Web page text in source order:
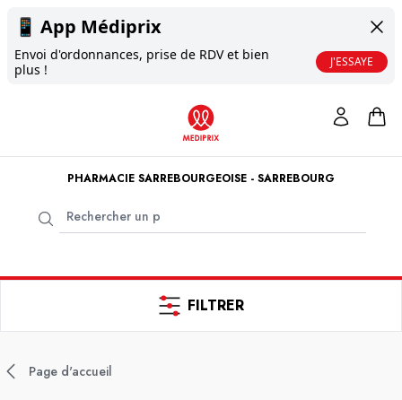
📱 App Médiprix
Envoi d'ordonnances, prise de RDV et bien
plus !
J'ESSAYE
PHARMACIE SARREBOURGEOISE - SARREBOURG
FILTRER
Page d'accueil